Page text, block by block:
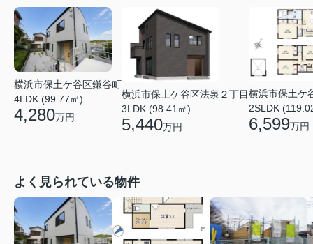
横浜市保土ケ谷区鎌谷町
4LDK (99.77㎡)
4,280万円
横浜市保土ケ谷区法泉２丁目
3LDK (98.41㎡)
5,440万円
横浜市保土ケ
2SLDK
6,599万円
よく見られている物件